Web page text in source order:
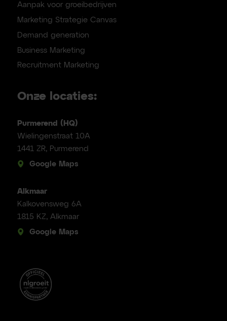
Aanpak voor groeibedrijven
Marketing Strategie Canvas
Demand generation
Business Marketing
Recruitment Marketing
Onze locaties:
Purmerend (HQ)
Wielingenstraat 10A
1441 ZR, Purmerend
Google Maps
Alkmaar
Kalkovensweg 6A
1815 KZ, Alkmaar
Google Maps